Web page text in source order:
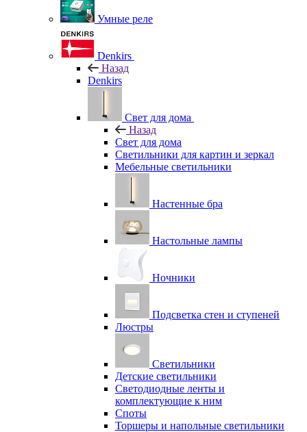
Умные реле
Denkirs
Назад
Denkirs
Свет для дома
Назад
Свет для дома
Светильники для картин и зеркал
Мебельные светильники
Настенные бра
Настольные лампы
Ночники
Подсветка стен и ступеней
Люстры
Светильники
Детские светильники
Светодиодные ленты и
комплектующие к ним
Споты
Торшеры и напольные светильники